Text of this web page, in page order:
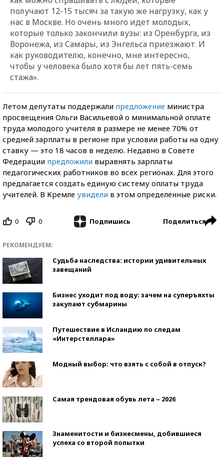
получают 12-15 тысяч за такую же нагрузку, как у
нас в Москве. Но очень много идет молодых,
которые только закончили вузы: из Оренбурга, из
Воронежа, из Самары, из Энгельса приезжают. И
как руководителю, конечно, мне интересно,
чтобы у человека было хотя бы лет пять-семь
стажа».
Летом депутаты поддержали предложение министра
просвещения Ольги Васильевой о минимальной оплате
труда молодого учителя в размере не менее 70% от
средней зарплаты в регионе при условии работы на одну
ставку — это 18 часов в неделю. Недавно в Совете
Федерации предложили выравнять зарплаты
педагогических работников во всех регионах. Для этого
предлагается создать единую систему оплаты труда
учителей. В Кремле увидели в этом определенные риски.
0 0 Подпишись Поделиться
РЕКОМЕНДУЕМ:
Судьба наследства: истории удивительных
завещаний
Бизнес уходит под воду: зачем на суперъяхты
закупают субмарины
Путешествие в Исландию по следам
«Интерстеллара»
Модный выбор: что взять с собой в отпуск?
Самая трендовая обувь лета – 2026
Знаменитости и бизнесмены, добившиеся
успеха со второй попытки